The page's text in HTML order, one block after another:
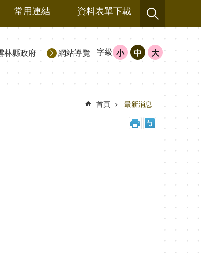
常用連結 資料表單下載
林縣政府 網站導覽 字級 小 中 大
首頁 最新消息